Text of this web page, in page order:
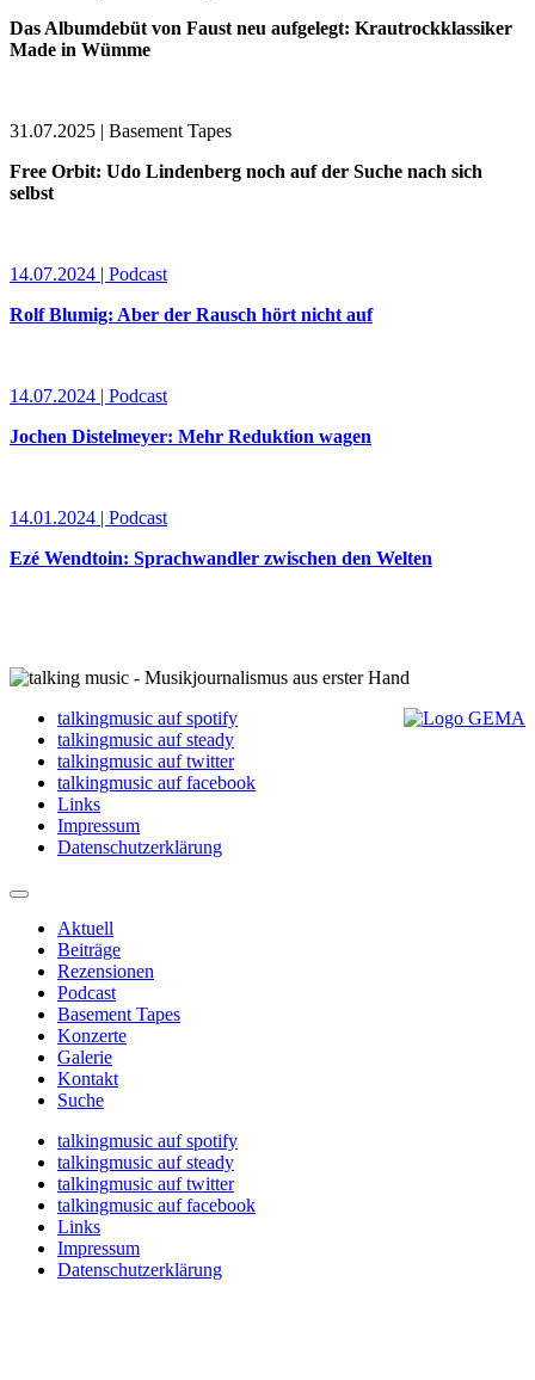
Das Albumdebüt von Faust neu aufgelegt: Krautrockklassiker
Made in Wümme
31.07.2025 | Basement Tapes
Free Orbit: Udo Lindenberg noch auf der Suche nach sich
selbst
14.07.2024 | Podcast
Rolf Blumig: Aber der Rausch hört nicht auf
14.07.2024 | Podcast
Jochen Distelmeyer: Mehr Reduktion wagen
14.01.2024 | Podcast
Ezé Wendtoin: Sprachwandler zwischen den Welten
talkingmusic auf spotify
talkingmusic auf steady
talkingmusic auf twitter
talkingmusic auf facebook
Links
Impressum
Datenschutzerklärung
Aktuell
Beiträge
Rezensionen
Podcast
Basement Tapes
Konzerte
Galerie
Kontakt
Suche
talkingmusic auf spotify
talkingmusic auf steady
talkingmusic auf twitter
talkingmusic auf facebook
Links
Impressum
Datenschutzerklärung